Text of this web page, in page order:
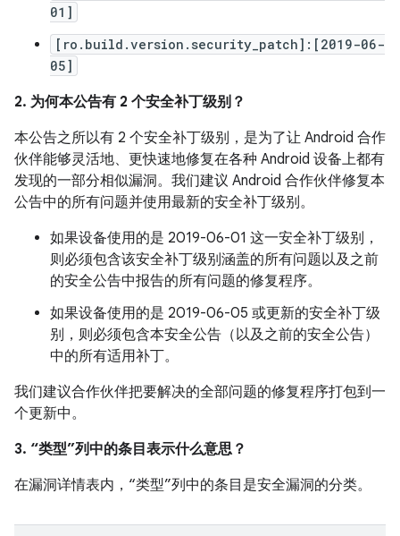
01]
[ro.build.version.security_patch]:[2019-06-
05]
2. 为何本公告有 2 个安全补丁级别？
本公告之所以有 2 个安全补丁级别，是为了让 Android 合作
伙伴能够灵活地、更快速地修复在各种 Android 设备上都有
发现的一部分相似漏洞。我们建议 Android 合作伙伴修复本
公告中的所有问题并使用最新的安全补丁级别。
如果设备使用的是 2019-06-01 这一安全补丁级别，
则必须包含该安全补丁级别涵盖的所有问题以及之前
的安全公告中报告的所有问题的修复程序。
如果设备使用的是 2019-06-05 或更新的安全补丁级
别，则必须包含本安全公告（以及之前的安全公告）
中的所有适用补丁。
我们建议合作伙伴把要解决的全部问题的修复程序打包到一
个更新中。
3. “类型”列中的条目表示什么意思？
在漏洞详情表内，“类型”列中的条目是安全漏洞的分类。